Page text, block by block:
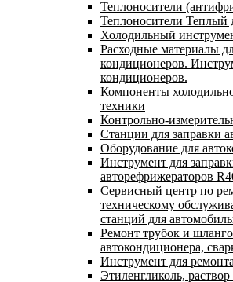
Теплоносители
Теплоносители Теплый
Холодильный
Расходные материалы
кондиционеров.
кондиционеров.
Компоненты
техники
Контрольно-
Станции для заправки
Оборудование для
Инструмент для
авторефрижераторов
Сервисный центр по
техническому
станций для
Ремонт трубок и
автокондиционера,
Инструмент для
Этиленгликоль,